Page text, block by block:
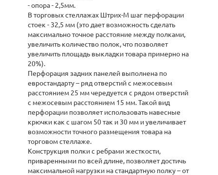
- опора - 2,5мм.
В торговых стеллажах Штрих-М шаг перфорации
стоек - 32,5 мм (это дает возможность сделать
максимально точное расстояние между полками,
увеличить количество полок, что позволяет
увеличить площадь выкладки товара примерно на
20%).
Перфорация задних панелей выполнена по
евростандарту – ряд отверстий с межосевым
расстоянием 25 мм чередуется с рядом отверстий
с межосевым расстоянием 15 мм. Такой вид
перфорации позволяет использовать навесные
крючки как с шагом 50 так и 30 мм и увеличивает
возможности точного размещения товара на
торговом стеллаже.
Конструкция полки с ребрами жесткости,
приваренными по всей длине, позволяет достичь
максимальной нагрузки на стандартную полку – от